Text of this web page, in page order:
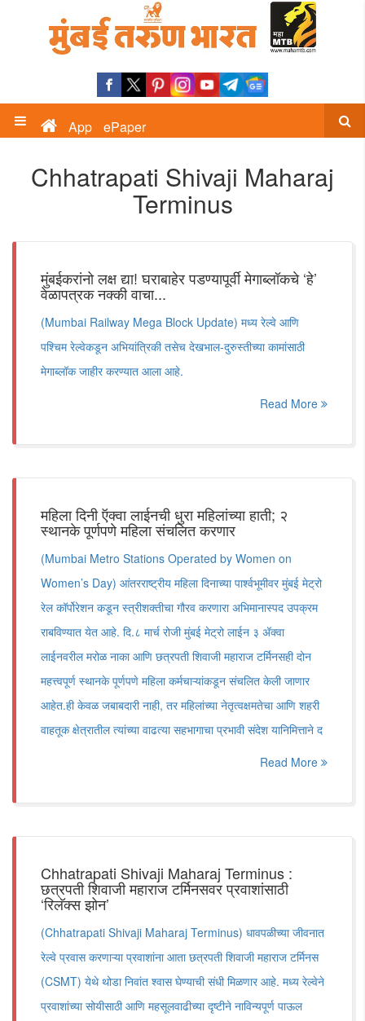
App ePaper
Chhatrapati Shivaji Maharaj
Terminus
मुंबईकरांनो लक्ष द्या! घराबाहेर पडण्यापूर्वी मेगाब्लॉकचे ‘हे’
वेळापत्रक नक्की वाचा...
(Mumbai Railway Mega Block Update) मध्य रेल्वे आणि
पश्चिम रेल्वेकडून अभियांत्रिकी तसेच देखभाल-दुरुस्तीच्या कामांसाठी
मेगाब्लॉक जाहीर करण्यात आला आहे.
Read More
महिला दिनी ऍक्वा लाईनची धुरा महिलांच्या हाती; २
स्थानके पूर्णपणे महिला संचलित करणार
(Mumbai Metro Stations Operated by Women on
Women’s Day) आंतरराष्ट्रीय महिला दिनाच्या पार्श्वभूमीवर मुंबई मेट्रो
रेल कॉर्पोरेशन कडून स्त्रीशक्तीचा गौरव करणारा अभिमानास्पद उपक्रम
राबविण्यात येत आहे. दि.८ मार्च रोजी मुंबई मेट्रो लाईन ३ अ‍ॅक्वा
लाईनवरील मरोळ नाका आणि छत्रपती शिवाजी महाराज टर्मिनसही दोन
महत्त्वपूर्ण स्थानके पूर्णपणे महिला कर्मचाऱ्यांकडून संचलित केली जाणार
आहेत.ही केवळ जबाबदारी नाही, तर महिलांच्या नेतृत्वक्षमतेचा आणि शहरी
वाहतूक क्षेत्रातील त्यांच्या वाढत्या सहभागाचा प्रभावी संदेश यानिमित्ताने द
Read More
Chhatrapati Shivaji Maharaj Terminus :
छत्रपती शिवाजी महाराज टर्मिनसवर प्रवाशांसाठी
‘रिलॅक्स झोन’
(Chhatrapati Shivaji Maharaj Terminus) धावपळीच्या जीवनात
रेल्वे प्रवास करणाऱ्या प्रवाशांना आता छत्रपती शिवाजी महाराज टर्मिनस
(CSMT) येथे थोडा निवांत श्वास घेण्याची संधी मिळणार आहे. मध्य रेल्वेने
प्रवाशांच्या सोयीसाठी आणि महसूलवाढीच्या दृष्टीने नाविन्यपूर्ण पाऊल